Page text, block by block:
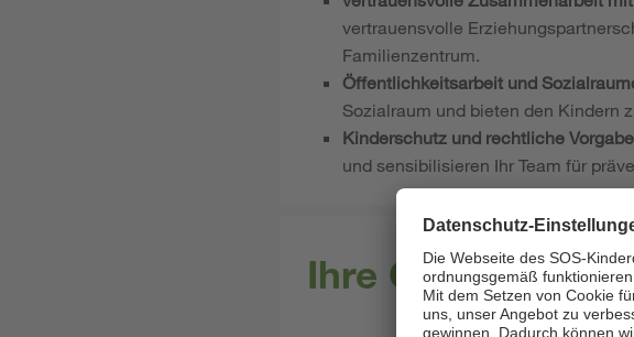
vertrauensvolle
Familienzentrum.
Öffentlichkeitsarbeit und
Sozialraum und bieten den Kindern
Kinderschutz und rechtliche
und sensibilisieren Ihr Team für
Ihre